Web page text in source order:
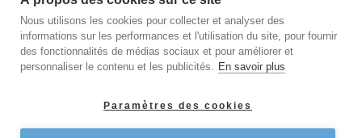
Vous avez une question ? Vous souhaitez une information sur
un produit ? N’hésitez pas : contactez-nous !
Nous utilisons les cookies pour collecter et analyser des
informations sur les performances et l'utilisation du site, pour fournir
des fonctionnalités de médias sociaux et pour améliorer et
personnaliser le contenu et les publicités. En savoir plus
Paramètres des cookies